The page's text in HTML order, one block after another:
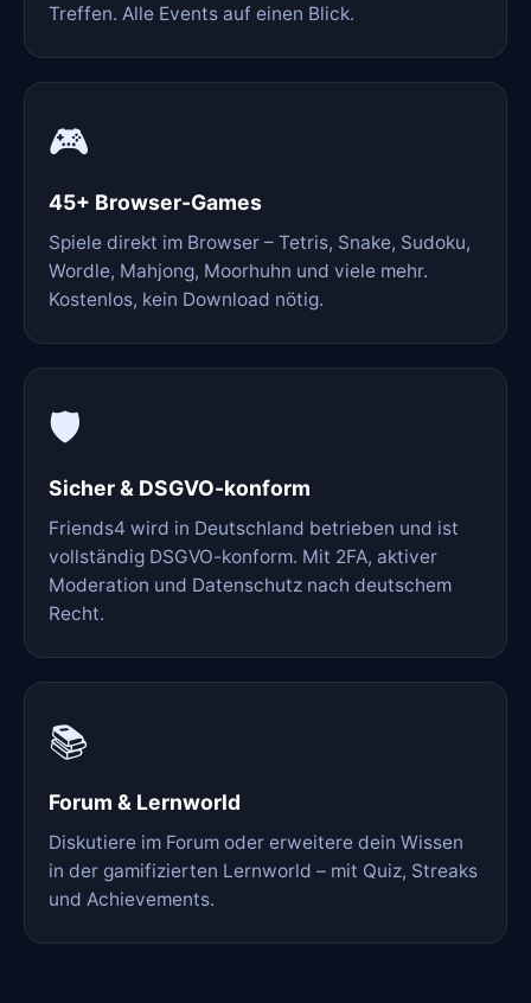
Treffen. Alle Events auf einen Blick.
🎮
45+ Browser-Games
Spiele direkt im Browser – Tetris, Snake, Sudoku,
Wordle, Mahjong, Moorhuhn und viele mehr.
Kostenlos, kein Download nötig.
🛡️
Sicher & DSGVO-konform
Friends4 wird in Deutschland betrieben und ist
vollständig DSGVO-konform. Mit 2FA, aktiver
Moderation und Datenschutz nach deutschem
Recht.
📚
Forum & Lernworld
Diskutiere im Forum oder erweitere dein Wissen
in der gamifizierten Lernworld – mit Quiz, Streaks
und Achievements.